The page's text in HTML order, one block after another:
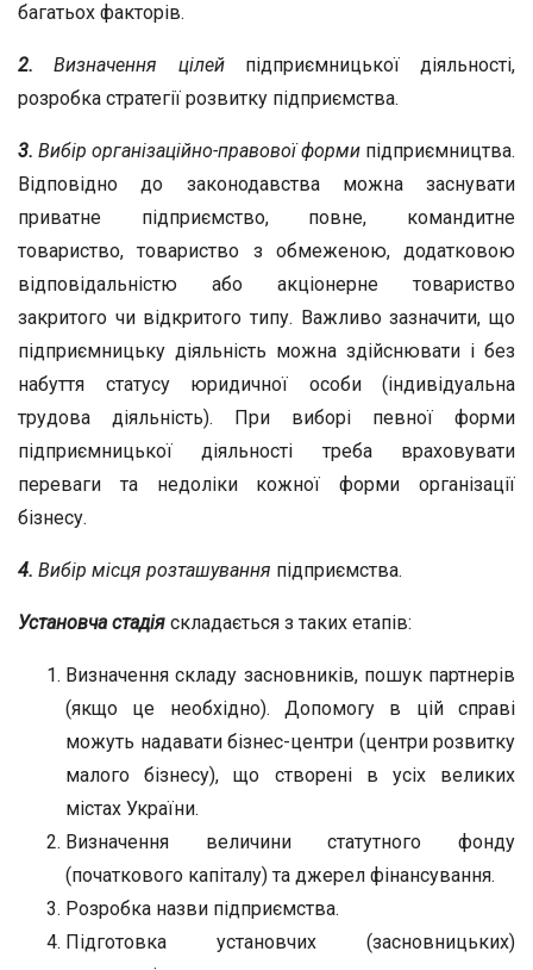
багатьох факторів.
2. Визначення цілей підприємницької діяльності,
розробка стратегії розвитку підприємства.
3. Вибір організаційно-правової форми підприємництва.
Відповідно до законодавства можна заснувати
приватне підприємство, повне, командитне
товариство, товариство з обмеженою, додатковою
відповідальністю або акціонерне товариство
закритого чи відкритого типу. Важливо зазначити, що
підприємницьку діяльність можна здійснювати і без
набуття статусу юридичної особи (індивідуальна
трудова діяльність). При виборі певної форми
підприємницької діяльності треба враховувати
переваги та недоліки кожної форми організації
бізнесу.
4. Вибір місця розташування підприємства.
Установчастадія складається з таких етапів:
Визначення складу засновників, пошук партнерів
(якщо це необхідно). Допомогу в цій справі
можуть надавати бізнес-центри (центри розвитку
малого бізнесу), що створені в усіх великих
містах України.
Визначення величини статутного фонду
(початкового капіталу) та джерел фінансування.
Розробка назви підприємства.
Підготовка установчих (засновницьких)